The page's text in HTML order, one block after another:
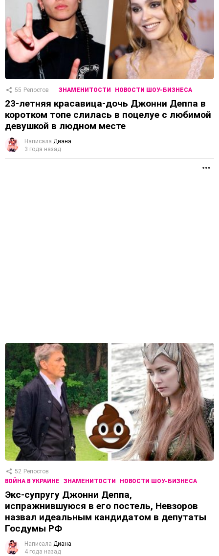
55 Репостов ЗНАМЕНИТОСТИ НОВОСТИ ШОУ-БИЗНЕСА
23-летняя красавица-дочь Джонни Деппа в
коротком топе слилась в поцелуе с любимой
девушкой в людном месте
Написала Диана
3 года назад
52 Репостов
ВОЙНА В УКРАИНЕ
ЗНАМЕНИТОСТИ НОВОСТИ ШОУ-БИЗНЕСА
Экс-супругу Джонни Деппа,
испражнившуюся в его постель, Невзоров
назвал идеальным кандидатом в депутаты
Госдумы РФ
Написала Диана
4 года назад